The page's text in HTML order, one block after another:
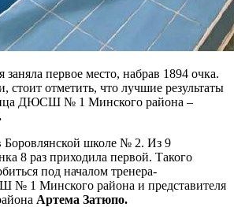
заняла первое место, набрав 1894 очка.
стоит отметить, что лучшие результаты
ДЮСШ № 1 Минского района –
Боровлянской школе № 2. Из 9
8 раз приходила первой. Такого
под началом тренера-
№ 1 Минского района и представителя
Артема Затюпо.